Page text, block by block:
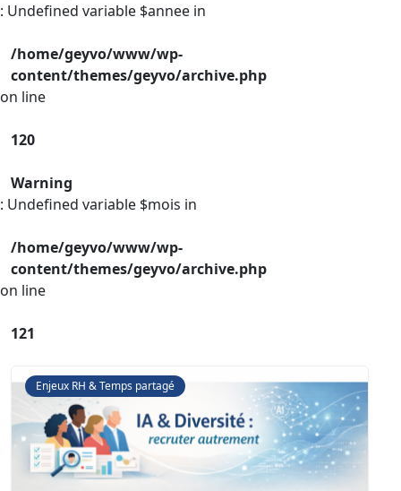
: Undefined variable $annee in
/home/geyvo/www/wp-
content/themes/geyvo/archive.php
on line
120
Warning
: Undefined variable $mois in
/home/geyvo/www/wp-
content/themes/geyvo/archive.php
on line
121
Enjeux RH & Temps partagé